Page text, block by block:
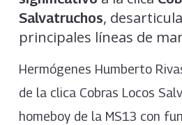
Salvatruchos,
principales líneas de
Hermógenes Humberto
de la clica Cobras Locos
homeboy de la MS13 con